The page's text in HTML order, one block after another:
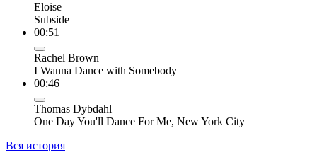
Eloise
Subside
00:51
Rachel Brown
I Wanna Dance with Somebody
00:46
Thomas Dybdahl
One Day You'll Dance For Me, New York City
Вся история